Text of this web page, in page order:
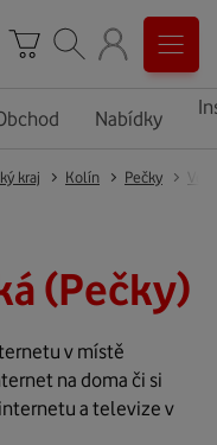
Nabídky
kraj Kolín Pečky
(Pečky)
v místě
na doma či si
a televize v